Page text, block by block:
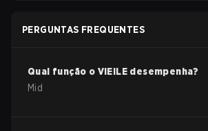
PERGUNTAS FREQUENTES
Qual função o VIElLE desempenha?
Mid